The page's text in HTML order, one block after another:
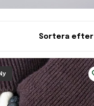
Sortera efter